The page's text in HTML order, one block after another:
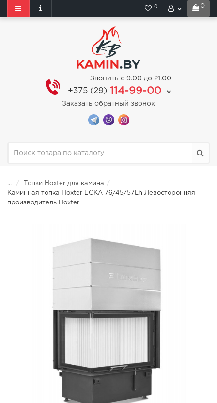
0
0
Звонить с 9.00 до 21.00
+375 (29) 114-99-00
Заказать обратный звонок
...
Топки Hoxter для камина
Каминная топка Hoxter ECKA 76/45/57Lh Левосторонняя
производитель Hoxter